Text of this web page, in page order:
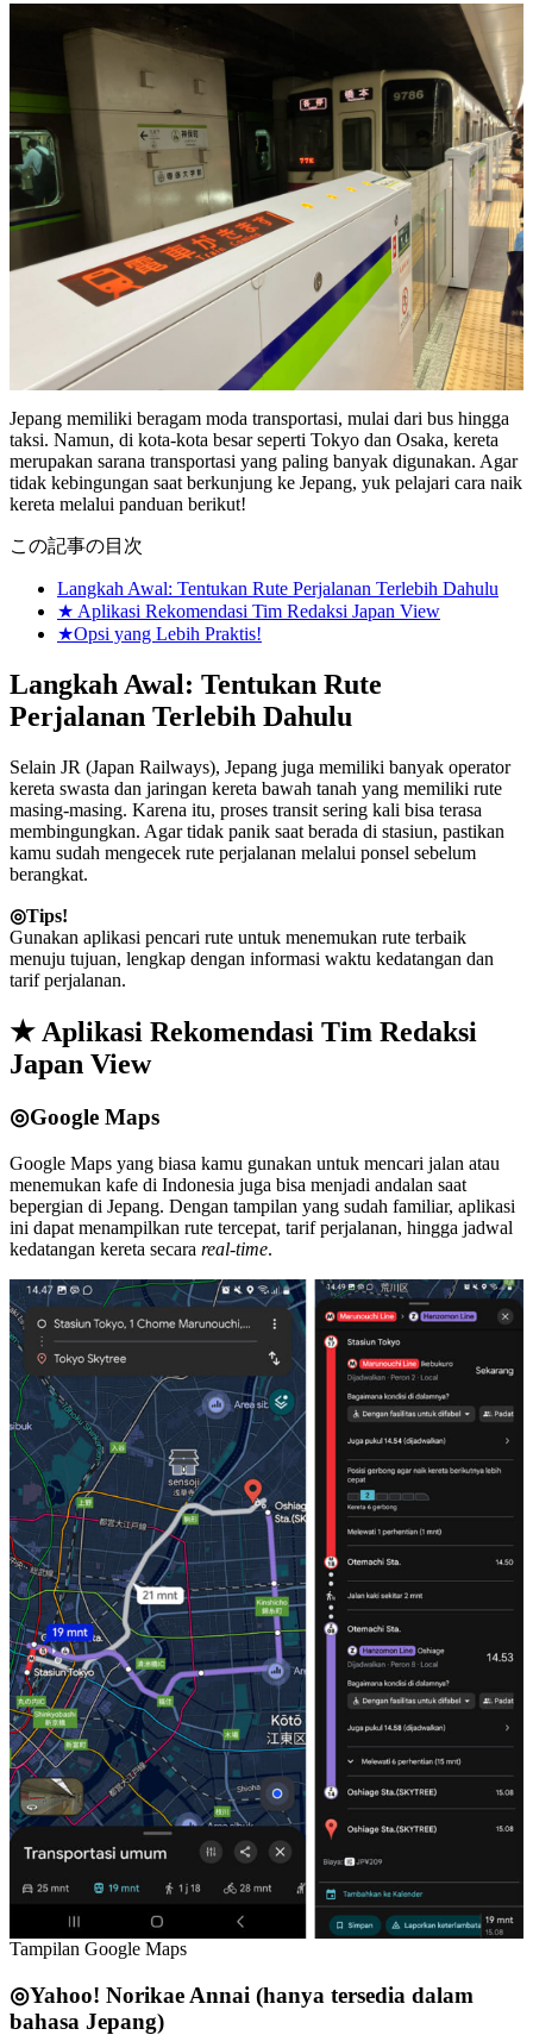
Jepang memiliki beragam moda transportasi, mulai dari bus hingga
taksi. Namun, di kota-kota besar seperti Tokyo dan Osaka, kereta
merupakan sarana transportasi yang paling banyak digunakan. Agar
tidak kebingungan saat berkunjung ke Jepang, yuk pelajari cara naik
kereta melalui panduan berikut!
この記事の目次
Langkah Awal: Tentukan Rute Perjalanan Terlebih Dahulu
★ Aplikasi Rekomendasi Tim Redaksi Japan View
★Opsi yang Lebih Praktis!
Langkah Awal: Tentukan Rute
Perjalanan Terlebih Dahulu
Selain JR (Japan Railways), Jepang juga memiliki banyak operator
kereta swasta dan jaringan kereta bawah tanah yang memiliki rute
masing-masing. Karena itu, proses transit sering kali bisa terasa
membingungkan. Agar tidak panik saat berada di stasiun, pastikan
kamu sudah mengecek rute perjalanan melalui ponsel sebelum
berangkat.
◎Tips!
Gunakan aplikasi pencari rute untuk menemukan rute terbaik
menuju tujuan, lengkap dengan informasi waktu kedatangan dan
tarif perjalanan.
★ Aplikasi Rekomendasi Tim Redaksi
Japan View
◎Google Maps
Google Maps yang biasa kamu gunakan untuk mencari jalan atau
menemukan kafe di Indonesia juga bisa menjadi andalan saat
bepergian di Jepang. Dengan tampilan yang sudah familiar, aplikasi
ini dapat menampilkan rute tercepat, tarif perjalanan, hingga jadwal
kedatangan kereta secara real-time.
Tampilan Google Maps
◎Yahoo! Norikae Annai (hanya tersedia dalam
bahasa Jepang)